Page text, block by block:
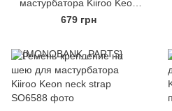
мастурбатора Kiiroo Keon
Hand Strap
679 грн